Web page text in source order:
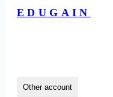
EDUGAIN
Other account